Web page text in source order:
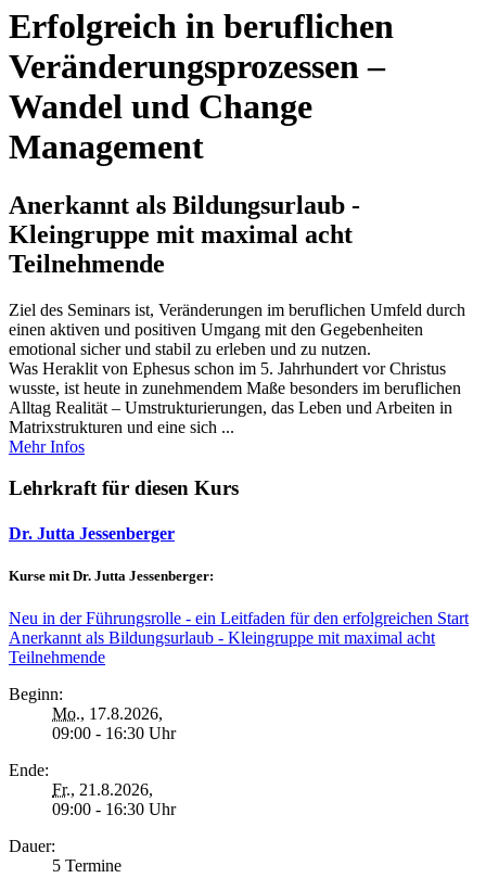
Erfolgreich in beruflichen
Veränderungsprozessen –
Wandel und Change
Management
Anerkannt als Bildungsurlaub -
Kleingruppe mit maximal acht
Teilnehmende
Ziel des Seminars ist, Veränderungen im beruflichen Umfeld durch
einen aktiven und positiven Umgang mit den Gegebenheiten
emotional sicher und stabil zu erleben und zu nutzen.
Was Heraklit von Ephesus schon im 5. Jahrhundert vor Christus
wusste, ist heute in zunehmendem Maße besonders im beruflichen
Alltag Realität – Umstrukturierungen, das Leben und Arbeiten in
Matrixstrukturen und eine sich ...
Mehr Infos
Lehrkraft für diesen Kurs
Dr. Jutta Jessenberger
Kurse mit Dr. Jutta Jessenberger:
Neu in der Führungsrolle - ein Leitfaden für den erfolgreichen Start
Anerkannt als Bildungsurlaub - Kleingruppe mit maximal acht
Teilnehmende
Beginn:
Mo., 17.8.2026,
09:00 - 16:30 Uhr
Ende:
Fr., 21.8.2026,
09:00 - 16:30 Uhr
Dauer:
5 Termine